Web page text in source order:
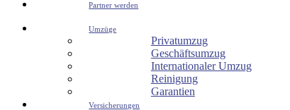
Partner werden
Umzüge
Privatumzug
Geschäftsumzug
Internationaler Umzug
Reinigung
Garantien
Versicherungen